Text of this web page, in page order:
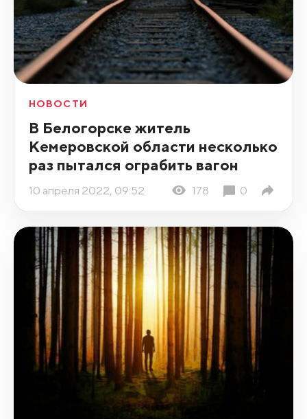
НОВОСТИ
В Белогорске житель
Кемеровской области несколько
раз пытался ограбить вагон
10 апреля 2022, 09:52 178 0